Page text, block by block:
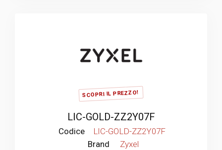
SCOPRI IL PREZZO!
LIC-GOLD-ZZ2Y07F
Codice
LIC-GOLD-ZZ2Y07F
Brand
Zyxel